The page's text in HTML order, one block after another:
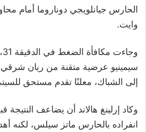
الحارس جيانلويجي دوناروما أمام
وايت.
سيمينيو عرضية متقنة من ريان شرقي
إلى الشباك، معلنًا تقدم مستحق
وكاد إرلينغ هالاند أن يضاعف النتيجة
انفراده بالحارس ماتز سيلس، لكنه